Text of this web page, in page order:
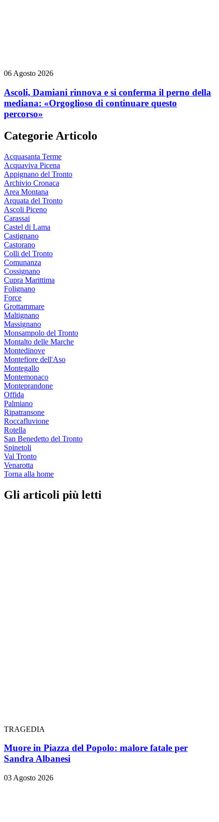
06 Agosto 2026
Ascoli, Damiani rinnova e si conferma il perno della
mediana: «Orgoglioso di continuare questo
percorso»
Categorie Articolo
Acquasanta Terme
Acquaviva Picena
Appignano del Tronto
Archivio Cronaca
Area Montana
Arquata del Tronto
Ascoli Piceno
Carassai
Castel di Lama
Castignano
Castorano
Colli del Tronto
Comunanza
Cossignano
Cupra Marittima
Folignano
Force
Grottammare
Maltignano
Massignano
Monsampolo del Tronto
Montalto delle Marche
Montedinove
Montefiore dell'Aso
Montegallo
Montemonaco
Monteprandone
Offida
Palmiano
Ripatransone
Roccafluvione
Rotella
San Benedetto del Tronto
Spinetoli
Val Tronto
Venarotta
Torna alla home
Gli articoli più letti
TRAGEDIA
Muore in Piazza del Popolo: malore fatale per
Sandra Albanesi
03 Agosto 2026